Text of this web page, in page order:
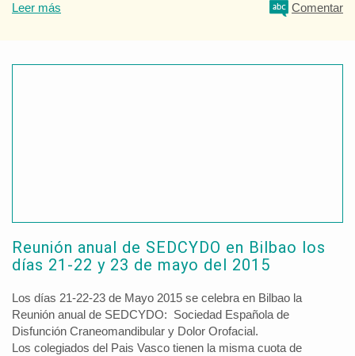
Leer más Comentar
Reunión anual de SEDCYDO en Bilbao los
días 21-22 y 23 de mayo del 2015
Los días 21-22-23 de Mayo 2015 se celebra en Bilbao la
Reunión anual de SEDCYDO: Sociedad Española de
Disfunción Craneomandibular y Dolor Orofacial.
Los colegiados del Pais Vasco tienen la misma cuota de